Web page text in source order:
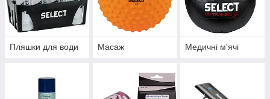
Пляшки для води Масаж Медичні м'ячі